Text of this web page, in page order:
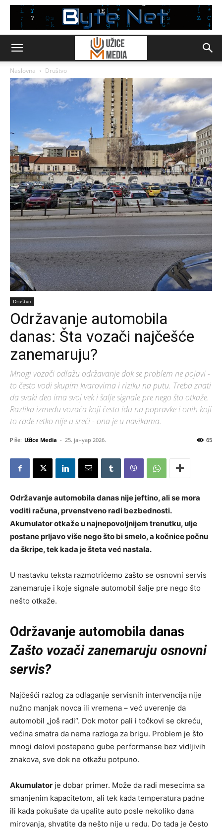
Naslovna Društvo
Društvo
Održavanje automobila
danas: Šta vozači najčešće
zanemaruju?
Mnogi vozači odlažu održavanje dok se problem ne pojavi -
to često vodi skupim kvarovima i riziku na putu. Treba znati
da svaki deo ima svoj vek i šalje signale pre nego što otkaže.
Razlika između vozača koji često idu na popravke i onih koji
to rade retko nije u sreći - ona je u navikama.
Piše: Užice Media - 25. јануар 2026. 65
Održavanje automobila danas nije jeftino, ali se mora
voditi računa, prvenstveno radi bezbednosti.
Akumulator otkaže u najnepovoljnijem trenutku, ulje
postane prljavo više nego što bi smelo, a kočnice počnu
da škripe, tek kada je šteta već nastala.
U nastavku teksta razmotrićemo zašto se osnovni servis
zanemaruje i koje signale automobil šalje pre nego što
nešto otkaže.
Održavanje automobila danas
Zašto vozači zanemaruju osnovni
servis?
Najčešći razlog za odlaganje servisnih intervencija nije
nužno manjak novca ili vremena – već uverenje da
automobil „još radi“. Dok motor pali i točkovi se okreću,
većina smatra da nema razloga za brigu. Problem je što
mnogi delovi postepeno gube performanse bez vidljivih
znakova, sve dok ne otkažu potpuno.
Akumulator je dobar primer. Može da radi mesecima sa
smanjenim kapacitetom, ali tek kada temperatura padne
ili kada pokušate da upalite auto posle nekoliko dana
mirovanja, shvatite da nešto nije u redu. Do tada je često